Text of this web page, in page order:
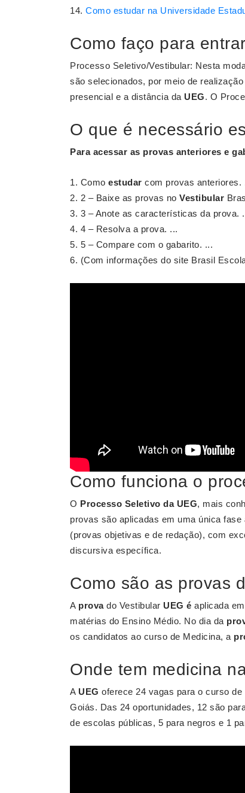
Como estudar na Universidade
Como faço para
Processo Seletivo/Vestibular: Nesta
são selecionados, por meio de
presencial e a distância da UEG. O
O que é necessário
Para acessar as provas anteriores e
Como estudar com provas anteriores.
2 – Baixe as provas no Vestibular
3 – Anote as características da prova.
4 – Resolva a prova. ...
5 – Compare com o gabarito. ...
(Com informações do site Brasil
Como funciona o
O Processo Seletivo da UEG, mais
provas são aplicadas em uma única
(provas objetivas e de redação), com
discursiva específica.
Como são as provas
A provado Vestibular UEG é aplicada
matérias do Ensino Médio. No dia da
os candidatos ao curso de Medicina, a
Onde tem medicina
A UEG oferece 24 vagas para o curso de
Goiás. Das 24 oportunidades, 12 são
de escolas públicas, 5 para negros e 1